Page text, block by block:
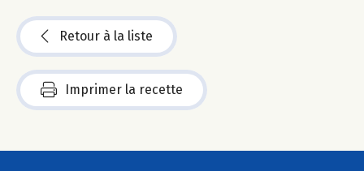
Retour à la liste
Imprimer la recette